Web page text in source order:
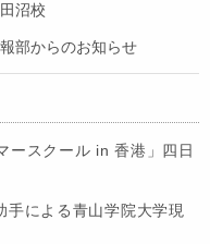
沼校
部からのお知らせ
ースクール in 香港」四日
手による青山学院大学現